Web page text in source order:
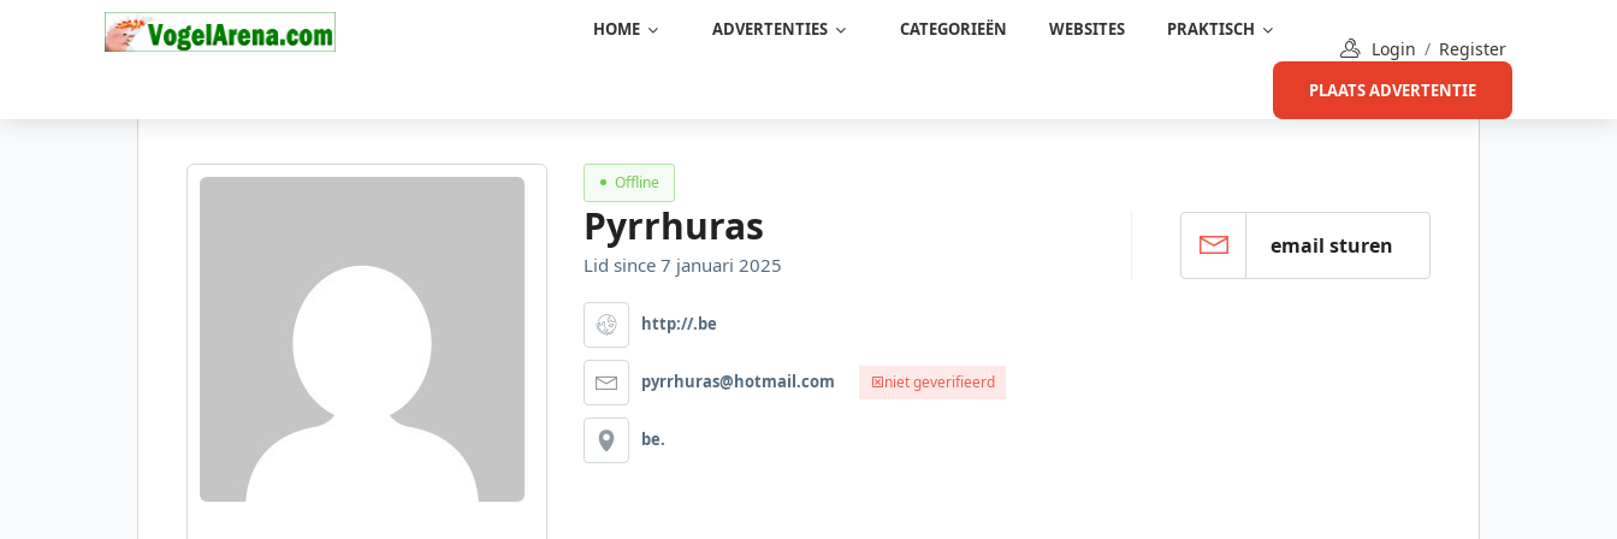
HOME ADVERTENTIES CATEGORIEËN WEBSITES PRAKTISCH
Login / Register
PLAATS ADVERTENTIE
Offline
Pyrrhuras
Lid since 7 januari 2025
http://.be
pyrrhuras@hotmail.com niet geverifieerd
be.
email sturen